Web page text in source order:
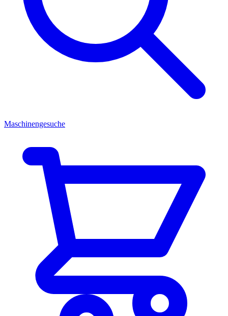
Maschinengesuche